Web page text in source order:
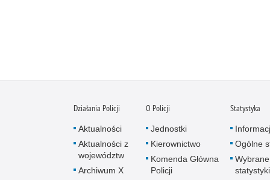
Działania Policji
Aktualności
Aktualności z
województw
Archiwum X
O Policji
Jednostki
Kierownictwo
Komenda Główna
Policji
Statystyka
Ogólne
Wybrane
statystyki